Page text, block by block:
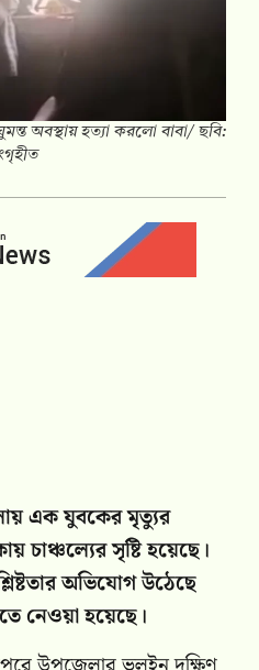
অবস্থায় হত্যা করলো বাবা/ ছবি:
এক যুবকের মৃত্যুর
চাঞ্চল্যের সৃষ্টি হয়েছে।
অভিযোগ উঠেছে
নেওয়া হয়েছে।